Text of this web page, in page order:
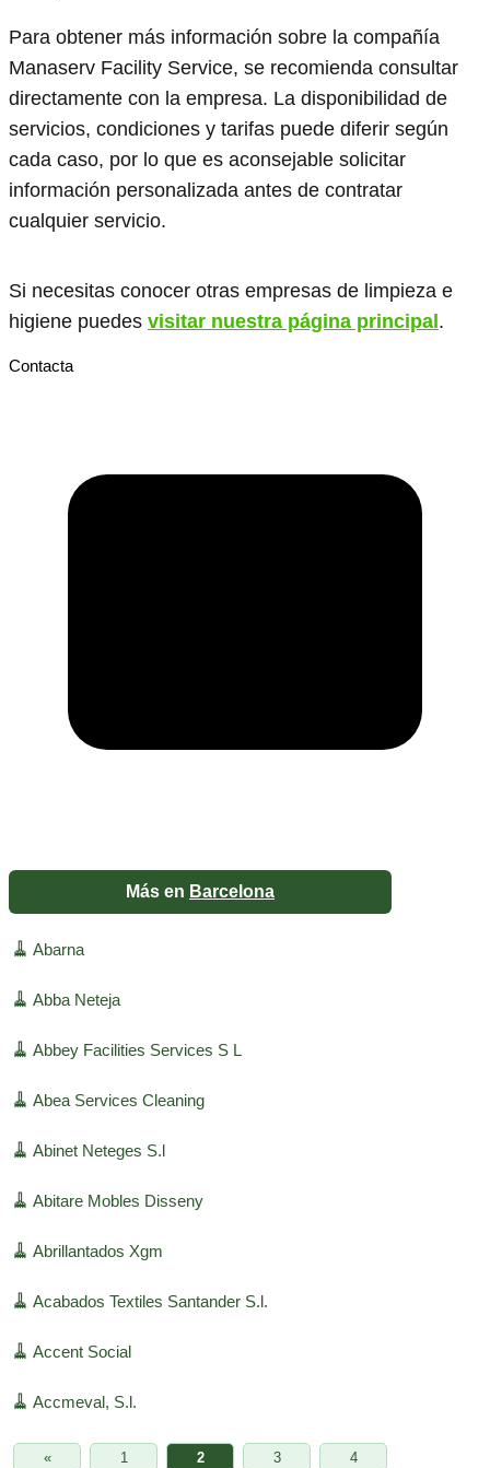
Para obtener más información sobre la compañía
Manaserv Facility Service, se recomienda consultar
directamente con la empresa. La disponibilidad de
servicios, condiciones y tarifas puede diferir según
cada caso, por lo que es aconsejable solicitar
información personalizada antes de contratar
cualquier servicio.
Si necesitas conocer otras empresas de limpieza e
higiene puedes visitar nuestra página principal .
Contacta
Más en Barcelona
🧹 Abarna
🧹 Abba Neteja
🧹 Abbey Facilities Services S L
🧹 Abea Services Cleaning
🧹 Abinet Neteges S.l
🧹 Abitare Mobles Disseny
🧹 Abrillantados Xgm
🧹 Acabados Textiles Santander S.l.
🧹 Accent Social
🧹 Accmeval, S.l.
« 1 2 3 4